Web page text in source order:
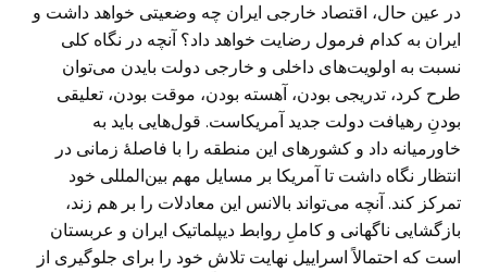
در عین حال، اقتصاد خارجی ایران چه وضعیتی خواهد داشت و
ایران به کدام فرمول رضایت خواهد داد؟ آنچه در نگاه کلی
نسبت به اولویت‌های داخلی و خارجی دولت بایدن می‌توان
طرح کرد، تدریجی بودن، آهسته بودن، موقت بودن، تعلیقی
بودنِ رهیافت دولت جدید آمریکاست. قول‌هایی باید به
خاورمیانه داد و کشورهای این منطقه را با فاصلۀ زمانی در
انتظار نگاه داشت تا آمریکا بر مسایل مهم بین‌المللی خود
تمرکز کند. آنچه می‌تواند بالانس این معادلات را بر هم زند،
بازگشایی ناگهانی و کاملِ روابط دیپلماتیک ایران و عربستان
است که احتمالاً اسراییل نهایت تلاش خود را برای جلوگیری از